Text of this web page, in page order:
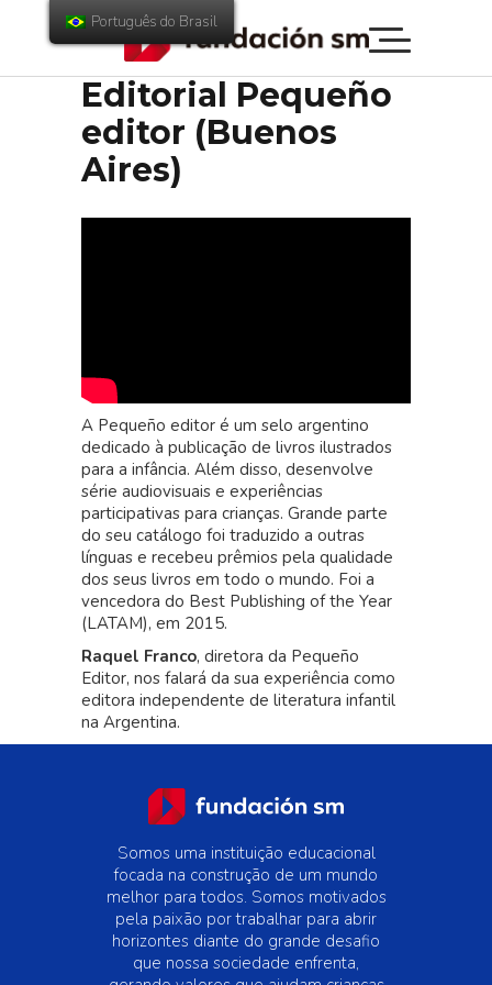
Editorial Pequeño
editor (Buenos
Aires)
A Pequeño editor é um selo argentino
dedicado à publicação de livros ilustrados
para a infância. Além disso, desenvolve
série audiovisuais e experiências
participativas para crianças. Grande parte
do seu catálogo foi traduzido a outras
línguas e recebeu prêmios pela qualidade
dos seus livros em todo o mundo. Foi a
vencedora do Best Publishing of the Year
(LATAM), em 2015.
Raquel Franco, diretora da Pequeño
Editor, nos falará da sua experiência como
editora independente de literatura infantil
na Argentina.
Somos uma instituição educacional
focada na construção de um mundo
melhor para todos. Somos motivados
pela paixão por trabalhar para abrir
horizontes diante do grande desafio
que nossa sociedade enfrenta,
Português do Brasil